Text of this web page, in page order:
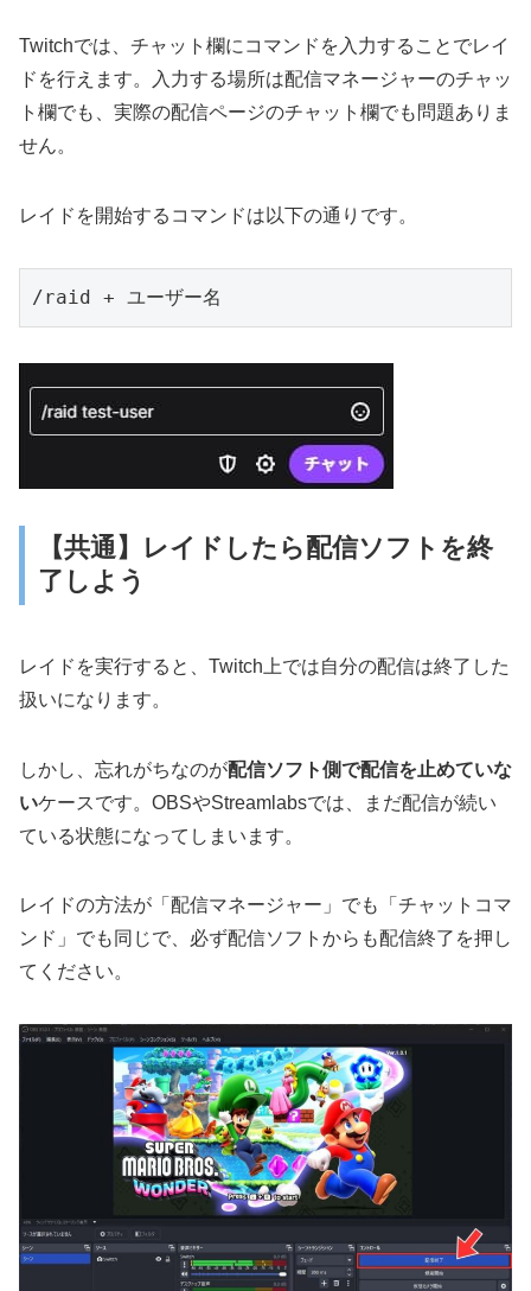
Twitchでは、チャット欄にコマンドを入力することでレイ
ドを行えます。入力する場所は配信マネージャーのチャッ
ト欄でも、実際の配信ページのチャット欄でも問題ありま
せん。
レイドを開始するコマンドは以下の通りです。
/raid + ユーザー名
【共通】レイドしたら配信ソフトを終
了しよう
レイドを実行すると、Twitch上では自分の配信は終了した
扱いになります。
しかし、忘れがちなのが配信ソフト側で配信を止めていな
いケースです。OBSやStreamlabsでは、まだ配信が続い
ている状態になってしまいます。
レイドの方法が「配信マネージャー」でも「チャットコマ
ンド」でも同じで、必ず配信ソフトからも配信終了を押し
てください。